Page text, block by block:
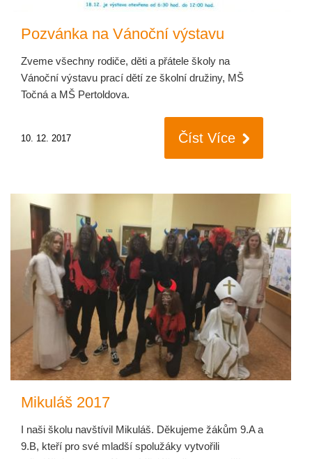
Pozvánka na Vánoční výstavu
Zveme všechny rodiče, děti a přátele školy na
Vánoční výstavu prací dětí ze školní družiny, MŠ
Točná a MŠ Pertoldova.
10. 12. 2017 Číst Více
Mikuláš 2017
I naši školu navštívil Mikuláš. Děkujeme žákům 9.A a
9.B, kteří pro své mladší spolužáky vytvořili